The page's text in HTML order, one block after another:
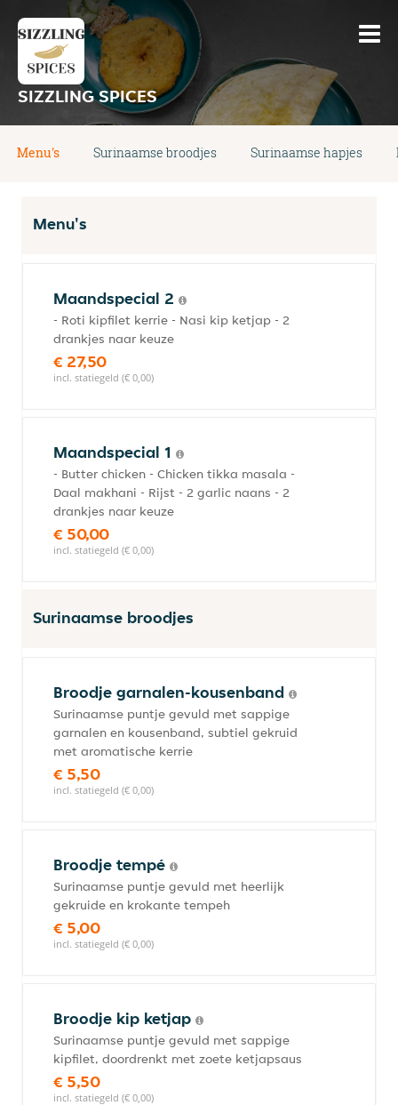
SIZZLING SPICES
Menu's Surinaamse broodjes Surinaamse hapjes
Menu's
Maandspecial 2
- Roti kipfilet kerrie - Nasi kip ketjap - 2
drankjes naar keuze
€ 27,50
incl. statiegeld (€ 0,00)
Maandspecial 1
- Butter chicken - Chicken tikka masala -
Daal makhani - Rijst - 2 garlic naans - 2
drankjes naar keuze
€ 50,00
incl. statiegeld (€ 0,00)
Surinaamse broodjes
Broodje garnalen-kousenband
Surinaamse puntje gevuld met sappige
garnalen en kousenband, subtiel gekruid
met aromatische kerrie
€ 5,50
incl. statiegeld (€ 0,00)
Broodje tempé
Surinaamse puntje gevuld met heerlijk
gekruide en krokante tempeh
€ 5,00
incl. statiegeld (€ 0,00)
Broodje kip ketjap
Surinaamse puntje gevuld met sappige
kipfilet, doordrenkt met zoete ketjapsaus
€ 5,50
incl. statiegeld (€ 0,00)